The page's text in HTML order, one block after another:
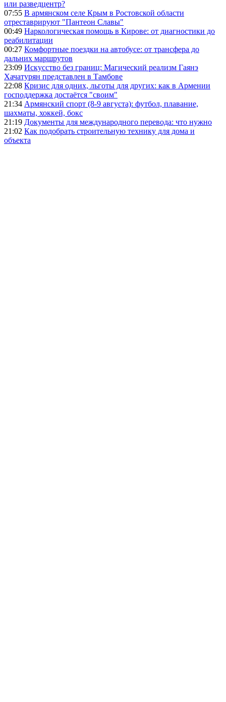
или разведцентр?
07:55 В армянском селе Крым в Ростовской области
отреставрируют "Пантеон Славы"
00:49 Наркологическая помощь в Кирове: от диагностики до
реабилитации
00:27 Комфортные поездки на автобусе: от трансфера до
дальних маршрутов
23:09 Искусство без границ: Магический реализм Гаянэ
Хачатурян представлен в Тамбове
22:08 Кризис для одних, льготы для других: как в Армении
господдержка достаётся "своим"
21:34 Армянский спорт (8-9 августа): футбол, плавание,
шахматы, хоккей, бокс
21:19 Документы для международного перевода: что нужно
21:02 Как подобрать строительную технику для дома и
объекта